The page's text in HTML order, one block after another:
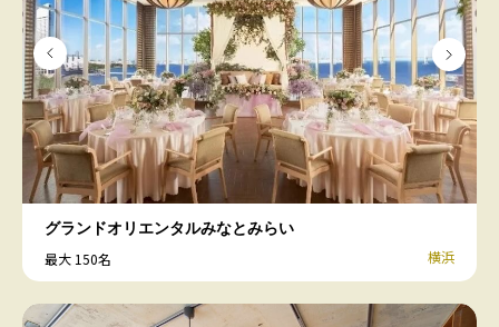
グランドオリエンタルみなとみらい
最大 150名 横浜